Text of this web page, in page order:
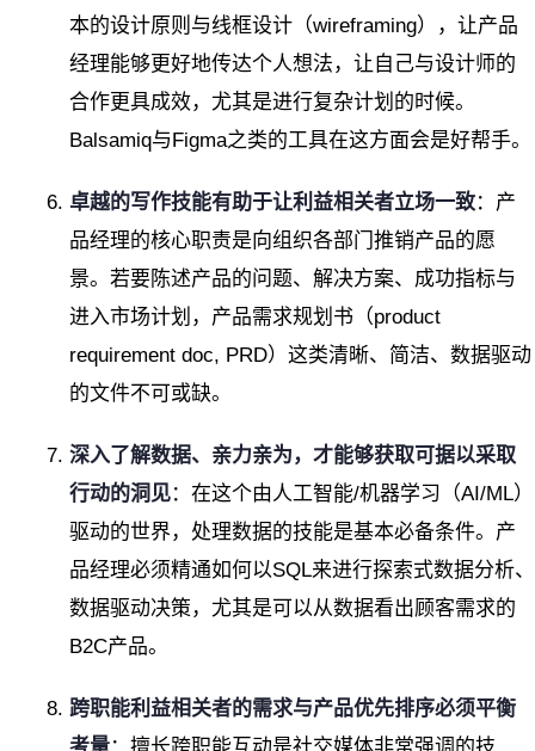
本的设计原则与线框设计（wireframing），让产品
经理能够更好地传达个人想法，让自己与设计师的
合作更具成效，尤其是进行复杂计划的时候。
Balsamiq与Figma之类的工具在这方面会是好帮手。
卓越的写作技能有助于让利益相关者立场一致：产
品经理的核心职责是向组织各部门推销产品的愿
景。若要陈述产品的问题、解决方案、成功指标与
进入市场计划，产品需求规划书（product
requirement doc, PRD）这类清晰、简洁、数据驱动
的文件不可或缺。
深入了解数据、亲力亲为，才能够获取可据以采取
行动的洞见：在这个由人工智能/机器学习（AI/ML）
驱动的世界，处理数据的技能是基本必备条件。产
品经理必须精通如何以SQL来进行探索式数据分析、
数据驱动决策，尤其是可以从数据看出顾客需求的
B2C产品。
跨职能利益相关者的需求与产品优先排序必须平衡
考量：擅长跨职能互动是社交媒体非常强调的技